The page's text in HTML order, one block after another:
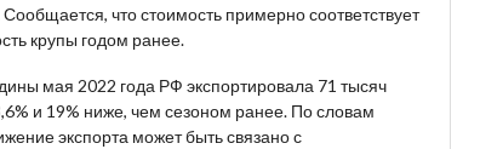
что стоимость примерно соответствует
крупы годом ранее.
мая 2022 года РФ экспортировала 71 тысяч
и 19% ниже, чем сезоном ранее. По словам
экспорта может быть связано с